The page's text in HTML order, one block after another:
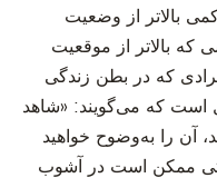
بالاتر از وضعیت
که بالاتر از موقعیت
که در بطن زندگی
است که می‌گویند: «شاهد
آن را به‌وضوح خواهید
ممکن است در آشوب